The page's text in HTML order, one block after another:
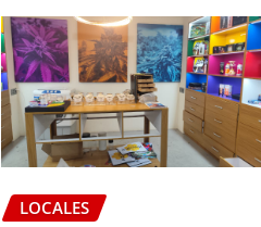
LOCALES